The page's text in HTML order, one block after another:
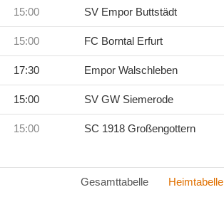
15:00 SV Empor Buttstädt
15:00 FC Borntal Erfurt
17:30 Empor Walschleben
15:00 SV GW Siemerode
15:00 SC 1918 Großengottern
Gesamttabelle Heimtabelle